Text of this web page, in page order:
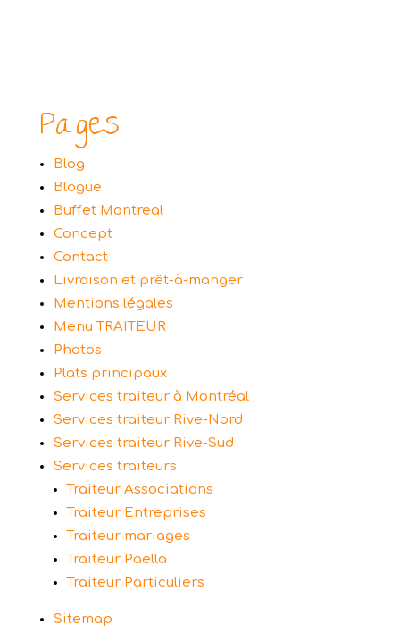
Pages
Blog
Blogue
Buffet Montreal
Concept
Contact
Livraison et prêt-à-manger
Mentions légales
Menu TRAITEUR
Photos
Plats principaux
Services traiteur à Montréal
Services traiteur Rive-Nord
Services traiteur Rive-Sud
Services traiteurs
Traiteur Associations
Traiteur Entreprises
Traiteur mariages
Traiteur Paella
Traiteur Particuliers
Sitemap